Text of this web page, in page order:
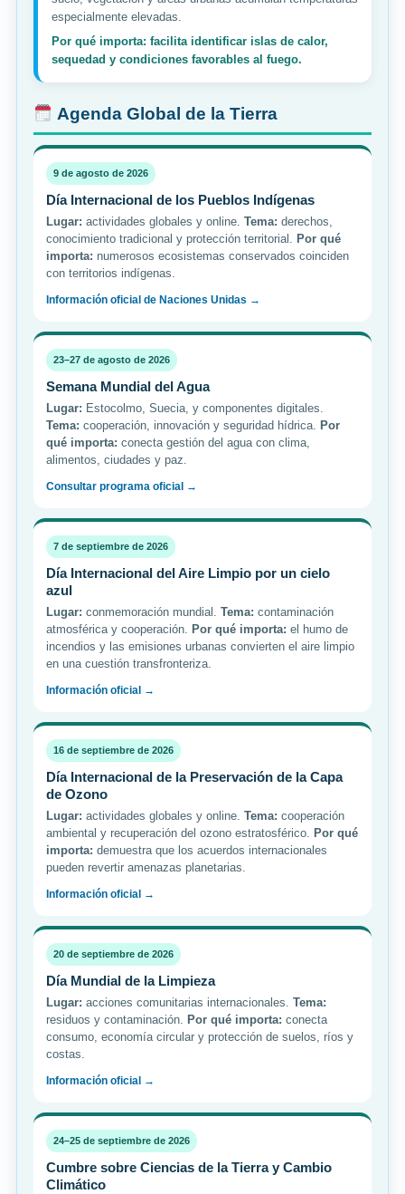
especialmente elevadas.
Por qué importa: facilita identificar islas de calor,
sequedad y condiciones favorables al fuego.
Agenda Global de la Tierra
9 de agosto de 2026
Día Internacional de los Pueblos Indígenas
Lugar: actividades globales y online. Tema: derechos,
conocimiento tradicional y protección territorial. Por qué
importa: numerosos ecosistemas conservados coinciden
con territorios indígenas.
Información oficial de Naciones Unidas →
23–27 de agosto de 2026
Semana Mundial del Agua
Lugar: Estocolmo, Suecia, y componentes digitales.
Tema: cooperación, innovación y seguridad hídrica. Por
qué importa: conecta gestión del agua con clima,
alimentos, ciudades y paz.
Consultar programa oficial →
7 de septiembre de 2026
Día Internacional del Aire Limpio por un cielo
azul
Lugar: conmemoración mundial. Tema: contaminación
atmosférica y cooperación. Por qué importa: el humo de
incendios y las emisiones urbanas convierten el aire limpio
en una cuestión transfronteriza.
Información oficial →
16 de septiembre de 2026
Día Internacional de la Preservación de la Capa
de Ozono
Lugar: actividades globales y online. Tema: cooperación
ambiental y recuperación del ozono estratosférico. Por qué
importa: demuestra que los acuerdos internacionales
pueden revertir amenazas planetarias.
Información oficial →
20 de septiembre de 2026
Día Mundial de la Limpieza
Lugar: acciones comunitarias internacionales. Tema:
residuos y contaminación. Por qué importa: conecta
consumo, economía circular y protección de suelos, ríos y
costas.
Información oficial →
24–25 de septiembre de 2026
Cumbre sobre Ciencias de la Tierra y Cambio
Climático